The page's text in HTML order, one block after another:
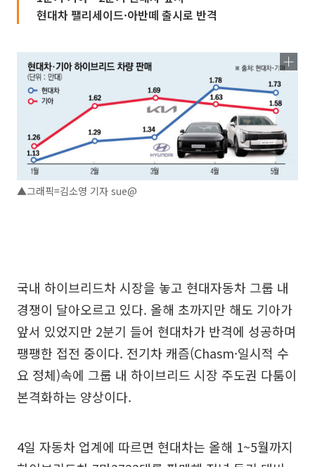
현대차 팰리세이드·아반떼 출시로 반격
▲그래픽=김소영 기자 sue@
국내 하이브리드차 시장을 놓고 현대자동차 그룹 내
경쟁이 달아오르고 있다. 올해 초까지만 해도 기아가
앞서 있었지만 2분기 들어 현대차가 반격에 성공하며
팽팽한 접전 중이다. 전기차 캐즘(Chasm·일시적 수
요 정체)속에 그룹 내 하이브리드 시장 주도권 다툼이
본격화하는 양상이다.
4일 자동차 업계에 따르면 현대차는 올해 1~5월까지